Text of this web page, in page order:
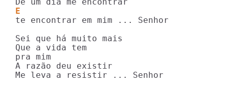
E
te encontrar em mim ... Senhor
Sei que há muito mais
Que a vida tem
pra mim
A razão deu existir
Me leva a resistir ... Senhor